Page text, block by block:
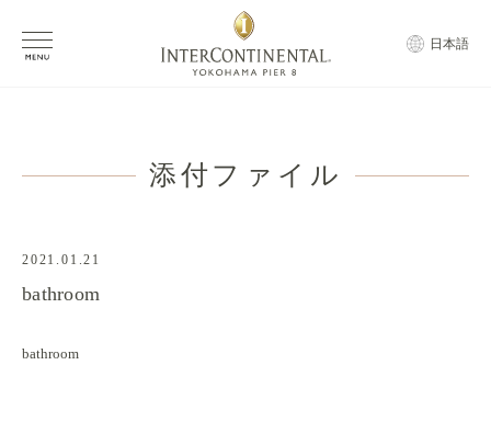
日本語
添付ファイル
2021.01.21
bathroom
bathroom